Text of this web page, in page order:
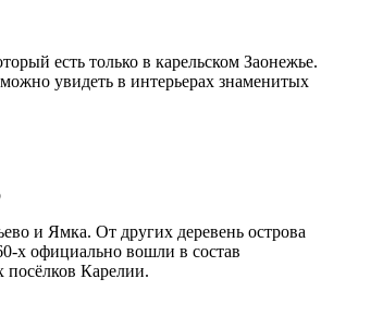
есть только в карельском Заонежье.
увидеть в интерьерах знаменитых
и Ямка. От других деревень острова
официально вошли в состав
Карелии.